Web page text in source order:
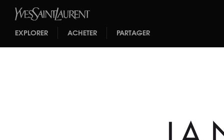
EXPLORER ACHETER PARTAGER